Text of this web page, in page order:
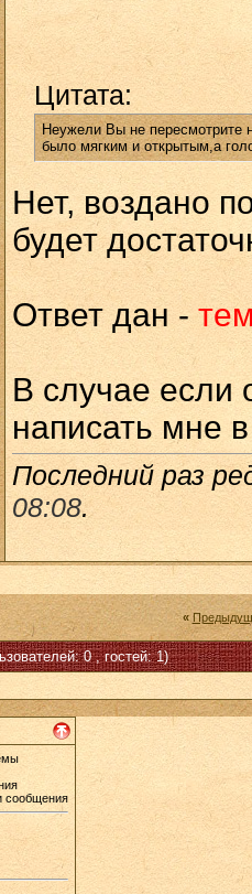
Цитата:
Неужели Вы не пересмотрите
было мягким и открытым,а
Нет, воздано
будет
Ответ дан -
В случае если
написать мне
Последний раз
08:08.
«
0 , гостей: 1)
сообщения